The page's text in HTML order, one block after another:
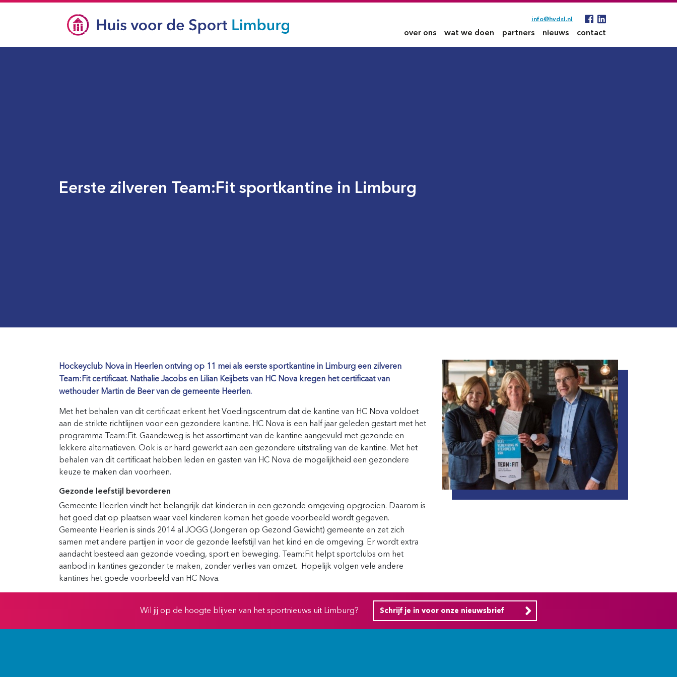
info@hvdsl.nl
over ons wat we doen partners nieuws contact
Eerste zilveren Team:Fit sportkantine in Limburg
Hockeyclub Nova in Heerlen ontving op 11 mei als eerste sportkantine in Limburg een zilveren
Team:Fit certificaat. Nathalie Jacobs en Lilian Keijbets van HC Nova kregen het certificaat van
wethouder Martin de Beer van de gemeente Heerlen.
Met het behalen van dit certificaat erkent het Voedingscentrum dat de kantine van HC Nova voldoet
aan de strikte richtlijnen voor een gezondere kantine. HC Nova is een half jaar geleden gestart met het
programma Team:Fit. Gaandeweg is het assortiment van de kantine aangevuld met gezonde en
lekkere alternatieven. Ook is er hard gewerkt aan een gezondere uitstraling van de kantine. Met het
behalen van dit certificaat hebben leden en gasten van HC Nova de mogelijkheid een gezondere
keuze te maken dan voorheen.
Gezonde leefstijl bevorderen
Gemeente Heerlen vindt het belangrijk dat kinderen in een gezonde omgeving opgroeien. Daarom is
het goed dat op plaatsen waar veel kinderen komen het goede voorbeeld wordt gegeven.
Gemeente Heerlen is sinds 2014 al JOGG (Jongeren op Gezond Gewicht) gemeente en zet zich
samen met andere partijen in voor de gezonde leefstijl van het kind en de omgeving. Er wordt extra
aandacht besteed aan gezonde voeding, sport en beweging. Team:Fit helpt sportclubs om het
aanbod in kantines gezonder te maken, zonder verlies van omzet. Hopelijk volgen vele andere
kantines het goede voorbeeld van HC Nova.
Wil jij op de hoogte blijven van het sportnieuws uit Limburg? Schrijf je in voor onze nieuwsbrief